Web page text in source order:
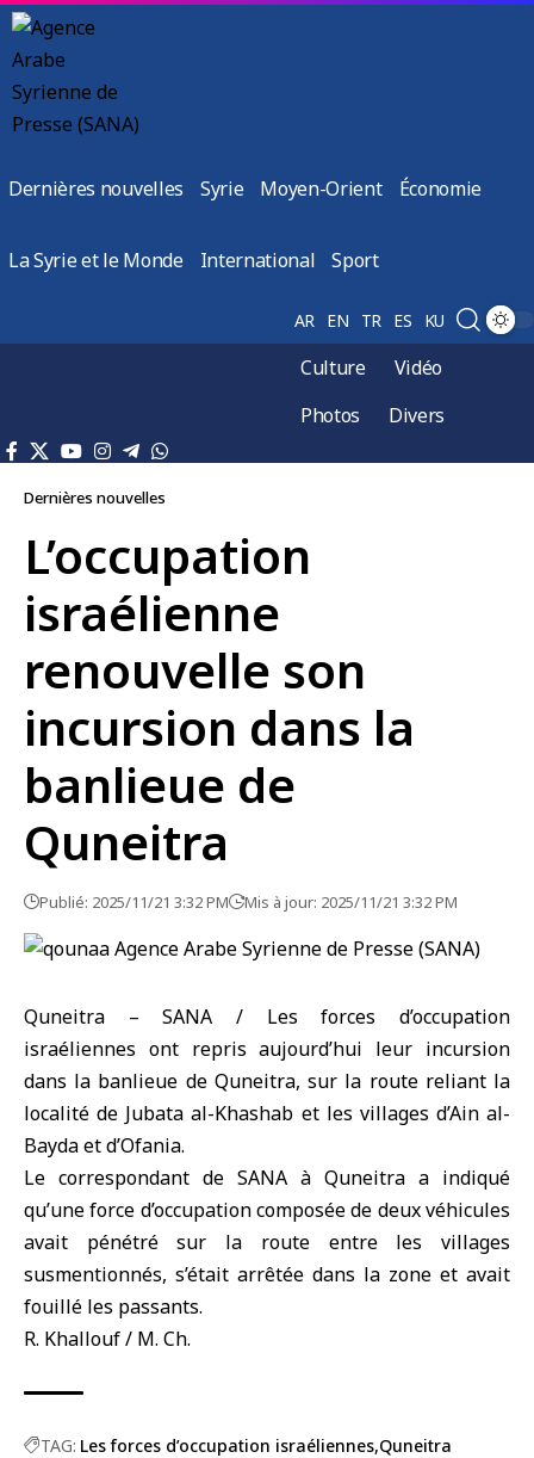
Dernières nouvelles Syrie Moyen-Orient Économie
La Syrie et le Monde International Sport
AR EN TR ES KU
Culture
Vidéo
Photos
Divers
Dernières nouvelles
L’occupation
israélienne
renouvelle son
incursion dans la
banlieue de
Quneitra
Publié: 2025/11/21 3:32 PM Mis à jour: 2025/11/21 3:32 PM
Quneitra – SANA / Les forces d’occupation
israéliennes ont repris aujourd’hui leur incursion
dans la banlieue de Quneitra, sur la route reliant la
localité de Jubata al-Khashab et les villages d’Ain al-
Bayda et d’Ofania.
Le correspondant de SANA à Quneitra a indiqué
qu’une force d’occupation composée de deux véhicules
avait pénétré sur la route entre les villages
susmentionnés, s’était arrêtée dans la zone et avait
fouillé les passants.
R. Khallouf / M. Ch.
TAG: Les forces d’occupation israéliennes Quneitra